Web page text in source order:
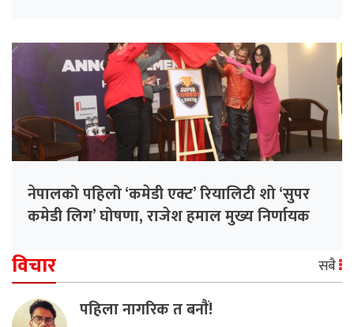
नेपालको पहिलो ‘कमेडी एक्ट’ रियालिटी शो ‘सुपर
कमेडी लिग’ घोषणा, राजेश हमाल मुख्य निर्णायक
विचार सबै
पहिला नागरिक त बनाैं!